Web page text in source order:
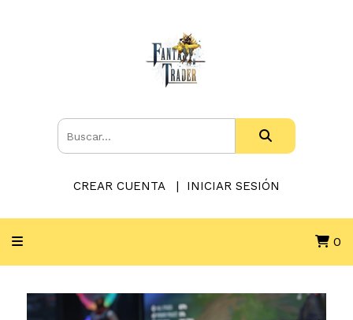
CREAR CUENTA INICIAR SESIÓN
0